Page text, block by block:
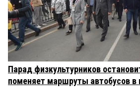
Парад физкультурников
поменяет маршруты автобусов в